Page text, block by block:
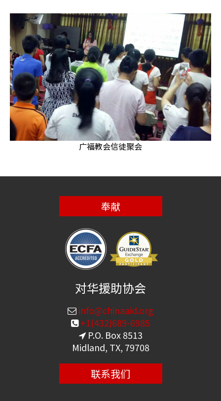
广福教会信徒聚会
奉献
对华援助协会
info@chinaaid.org
+1(432)689-6985
P.O. Box 8513
Midland, TX, 79708
联系我们